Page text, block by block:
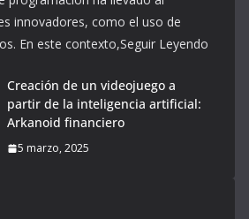
innovadores, como el uso de
En este contexto,Seguir Leyendo
Creación de un videojuego a
partir de la inteligencia artificial:
Arkanoid financiero
5 marzo, 2025